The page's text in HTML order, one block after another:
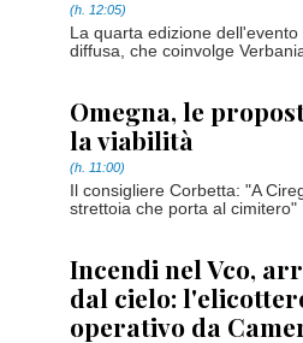
(h. 12:05)
La quarta edizione
diffusa, che coinvolge
Omegna, le
la viabilità
(h. 11:00)
Il consigliere Corbetta: "A
strettoia che porta al cimitero"
Incendi nel Vco,
dal cielo:
operativo da